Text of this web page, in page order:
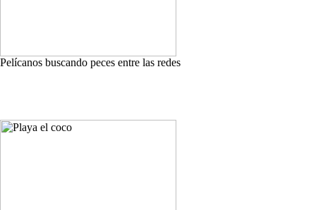
Pelícanos buscando peces entre las redes